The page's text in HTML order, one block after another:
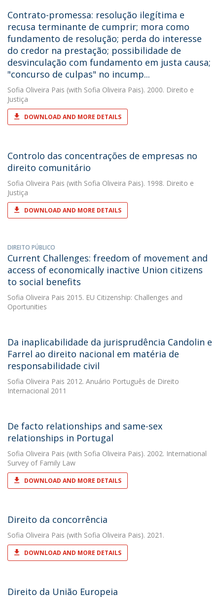
Contrato-promessa: resolução ilegítima e
recusa terminante de cumprir; mora como
fundamento de resolução; perda do interesse
do credor na prestação; possibilidade de
desvinculação com fundamento em justa causa;
"concurso de culpas" no incump...
Sofia Oliveira Pais (with Sofia Oliveira Pais). 2000. Direito e
Justiça
DOWNLOAD AND MORE DETAILS
Controlo das concentrações de empresas no
direito comunitário
Sofia Oliveira Pais (with Sofia Oliveira Pais). 1998. Direito e
Justiça
DOWNLOAD AND MORE DETAILS
DIREITO PÚBLICO
Current Challenges: freedom of movement and
access of economically inactive Union citizens
to social benefits
Sofia Oliveira Pais 2015. EU Citizenship: Challenges and
Oportunities
Da inaplicabilidade da jurisprudência Candolin e
Farrel ao direito nacional em matéria de
responsabilidade civil
Sofia Oliveira Pais 2012. Anuário Português de Direito
Internacional 2011
De facto relationships and same-sex
relationships in Portugal
Sofia Oliveira Pais (with Sofia Oliveira Pais). 2002. International
Survey of Family Law
DOWNLOAD AND MORE DETAILS
Direito da concorrência
Sofia Oliveira Pais (with Sofia Oliveira Pais). 2021.
DOWNLOAD AND MORE DETAILS
Direito da União Europeia